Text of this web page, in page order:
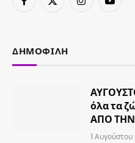
Facebook
X
Instagram
ΔΗΜΟΦΙΛΉ
όλα τα
ΑΠΟ ΤΗΝ
1